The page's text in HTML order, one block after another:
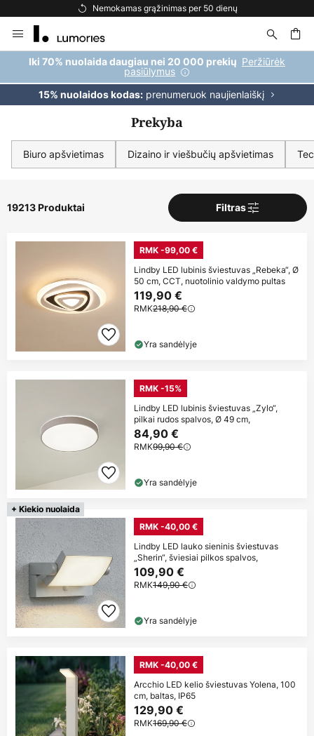
Nemokamas pristatymas užsakymams, viršijantiems 69 €
to
Content
Iki 70% nuolaida daugiau nei 20 000 prekių Peržiūrėk
pasiūlymus
15% nuolaidos kodas:prenumeruok naujienlaiškį
Prekyba
Biuro apšvietimas Dizaino ir viešbučių apšvietimas
19213 Produktai Filtras
RMK -99,00 €
Lindby LED lubinis šviestuvas „Rebeka“, Ø
50 cm, CCT, nuotolinio valdymo pultas
119,90 €
RMK218,90 €
Yra sandėlyje
RMK -15%
Lindby LED lubinis šviestuvas „Zylo“,
pilkai rudos spalvos, Ø 49 cm,
84,90 €
RMK99,90 €
Yra sandėlyje
+ Kiekio nuolaida
RMK -40,00 €
Lindby LED lauko sieninis šviestuvas
„Sherin“, šviesiai pilkos spalvos,
109,90 €
RMK149,90 €
Yra sandėlyje
RMK -40,00 €
Arcchio LED kelio šviestuvas Yolena, 100
cm, baltas, IP65
129,90 €
RMK169,90 €